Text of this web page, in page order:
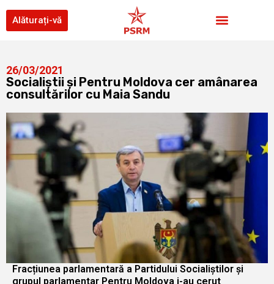
Alăturați-vă
26/03/2021
Socialiștii și Pentru Moldova cer amânarea
consultărilor cu Maia Sandu
Fracțiunea parlamentară a Partidului Socialiștilor și
grupul parlamentar Pentru Moldova i-au cerut